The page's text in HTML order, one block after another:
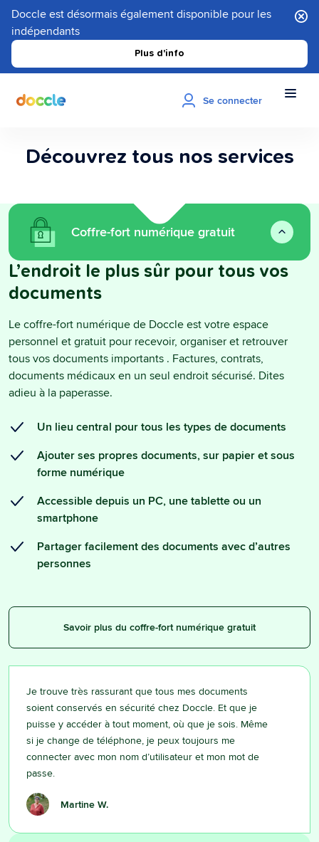
Doccle est désormais également disponible pour les
indépendants
Plus d'info
Se connecter
Découvrez tous nos services
Coffre-fort numérique gratuit
L’endroit le plus sûr pour tous vos
documents
Le coffre-fort numérique de Doccle est votre espace
personnel et gratuit pour recevoir, organiser et retrouver
tous vos documents importants . Factures, contrats,
documents médicaux en un seul endroit sécurisé. Dites
adieu à la paperasse.
Un lieu central pour tous les types de documents
Ajouter ses propres documents, sur papier et sous
forme numérique
Accessible depuis un PC, une tablette ou un
smartphone
Partager facilement des documents avec d’autres
personnes
Savoir plus du coffre-fort numérique gratuit
Je trouve très rassurant que tous mes documents
soient conservés en sécurité chez Doccle. Et que je
puisse y accéder à tout moment, où que je sois. Même
si je change de téléphone, je peux toujours me
connecter avec mon nom d’utilisateur et mon mot de
passe.
Martine W.